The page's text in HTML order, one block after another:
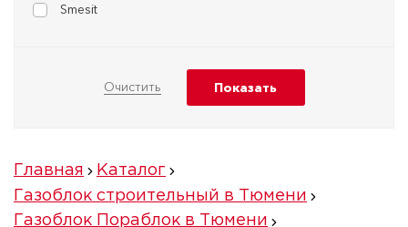
Smesit
Главная
Каталог
Газоблок строительный в Тюмени
Газоблок Пораблок в Тюмени